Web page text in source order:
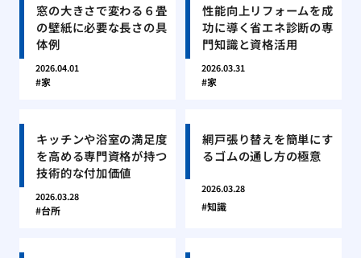
窓の大きさで変わる６畳
の壁紙に必要な長さの具
体例
2026.04.01
家
性能向上リフォームを成
功に導く省エネ診断の専
門知識と資格活用
2026.03.31
家
キッチンや浴室の満足度
を高める専門資格が持つ
技術的な付加価値
2026.03.28
台所
網戸張り替えを簡単にす
るゴムの通し方の極意
2026.03.28
知識